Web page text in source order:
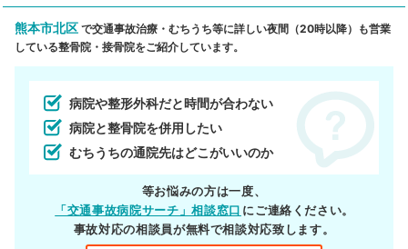
熊本市北区 で交通事故治療・むちうち等に詳しい夜間（20時以降）も営業
している整骨院・接骨院をご紹介しています。
病院や整形外科だと時間が合わない
病院と整骨院を併用したい
むちうちの通院先はどこがいいのか
等お悩みの方は一度、
「交通事故病院サーチ」相談窓口 にご連絡ください。
事故対応の相談員が無料で相談対応致します。